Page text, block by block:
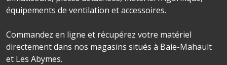
équipements de ventilation et accessoires.
Commandez en ligne et récupérez votre matériel
directement dans nos magasins situés à Baie-Mahault
et Les Abymes.